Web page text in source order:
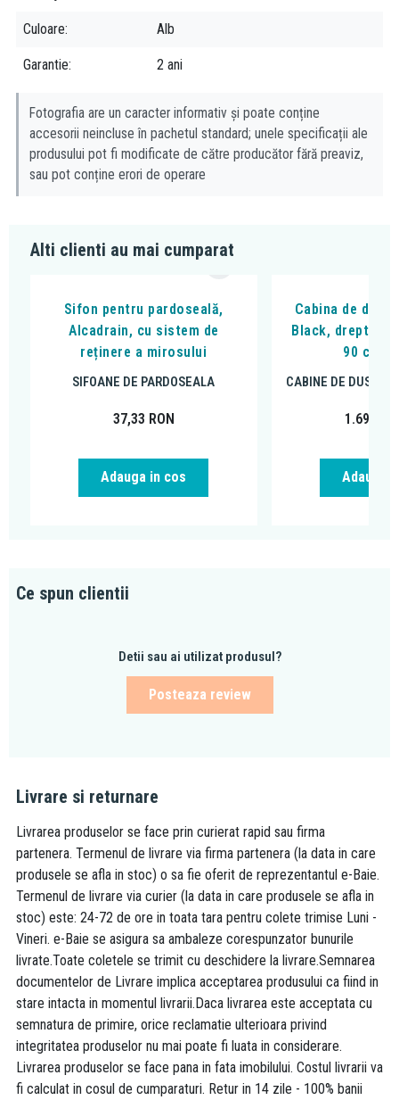
Culoare Alb
Garantie 2 ani
Fotografia are un caracter informativ și poate conține
accesorii neincluse în pachetul standard; unele specificații ale
produsului pot fi modificate de către producător fără preaviz,
sau pot conține erori de operare
Alti clienti au mai cumparat
Sifon pentru pardoseală,
Alcadrain, cu sistem de
reținere a mirosului
SIFOANE DE PARDOSEALA
37,33 RON
Adauga in cos
Cabina de dus,
Black,
90 cm,
CABINE DE DUS
1.699,00
Adauga
Ce spun clientii
Detii sau ai utilizat produsul?
Posteaza review
Livrare si returnare
Livrarea produselor se face prin curierat rapid sau firma
partenera. Termenul de livrare via firma partenera (la data in care
produsele se afla in stoc) o sa fie oferit de reprezentantul e-Baie.
Termenul de livrare via curier (la data in care produsele se afla in
stoc) este: 24-72 de ore in toata tara pentru colete trimise Luni -
Vineri. e-Baie se asigura sa ambaleze corespunzator bunurile
livrate.Toate coletele se trimit cu deschidere la livrare.Semnarea
documentelor de Livrare implica acceptarea produsului ca fiind in
stare intacta in momentul livrarii.Daca livrarea este acceptata cu
semnatura de primire, orice reclamatie ulterioara privind
integritatea produselor nu mai poate fi luata in considerare.
Livrarea produselor se face pana in fata imobilului. Costul livrarii va
fi calculat in cosul de cumparaturi. Retur in 14 zile - 100% banii